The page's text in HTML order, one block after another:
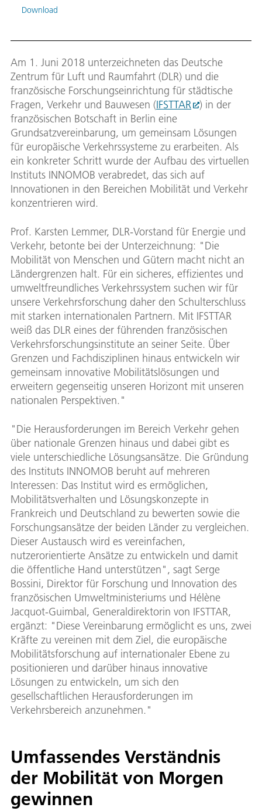
Download
Am 1. Juni 2018 unterzeichneten das Deutsche
Zentrum für Luft und Raumfahrt (DLR) und die
französische Forschungseinrichtung für städtische
Fragen, Verkehr und Bauwesen (IFSTTAR
) in der
französischen Botschaft in Berlin eine
Grundsatzvereinbarung, um gemeinsam Lösungen
für europäische Verkehrssysteme zu erarbeiten. Als
ein konkreter Schritt wurde der Aufbau des virtuellen
Instituts INNOMOB verabredet, das sich auf
Innovationen in den Bereichen Mobilität und Verkehr
konzentrieren wird.
Prof. Karsten Lemmer, DLR-Vorstand für Energie und
Verkehr, betonte bei der Unterzeichnung: "Die
Mobilität von Menschen und Gütern macht nicht an
Ländergrenzen halt. Für ein sicheres, effizientes und
umweltfreundliches Verkehrssystem suchen wir für
unsere Verkehrsforschung daher den Schulterschluss
mit starken internationalen Partnern. Mit IFSTTAR
weiß das DLR eines der führenden französischen
Verkehrsforschungsinstitute an seiner Seite. Über
Grenzen und Fachdisziplinen hinaus entwickeln wir
gemeinsam innovative Mobilitätslösungen und
erweitern gegenseitig unseren Horizont mit unseren
nationalen Perspektiven."
"Die Herausforderungen im Bereich Verkehr gehen
über nationale Grenzen hinaus und dabei gibt es
viele unterschiedliche Lösungsansätze. Die Gründung
des Instituts INNOMOB beruht auf mehreren
Interessen: Das Institut wird es ermöglichen,
Mobilitätsverhalten und Lösungskonzepte in
Frankreich und Deutschland zu bewerten sowie die
Forschungsansätze der beiden Länder zu vergleichen.
Dieser Austausch wird es vereinfachen,
nutzerorientierte Ansätze zu entwickeln und damit
die öffentliche Hand unterstützen", sagt Serge
Bossini, Direktor für Forschung und Innovation des
französischen Umweltministeriums und Hélène
Jacquot-Guimbal, Generaldirektorin von IFSTTAR,
ergänzt: "Diese Vereinbarung ermöglicht es uns, zwei
Kräfte zu vereinen mit dem Ziel, die europäische
Mobilitätsforschung auf internationaler Ebene zu
positionieren und darüber hinaus innovative
Lösungen zu entwickeln, um sich den
gesellschaftlichen Herausforderungen im
Verkehrsbereich anzunehmen."
Umfassendes Verständnis
der Mobilität von Morgen
gewinnen